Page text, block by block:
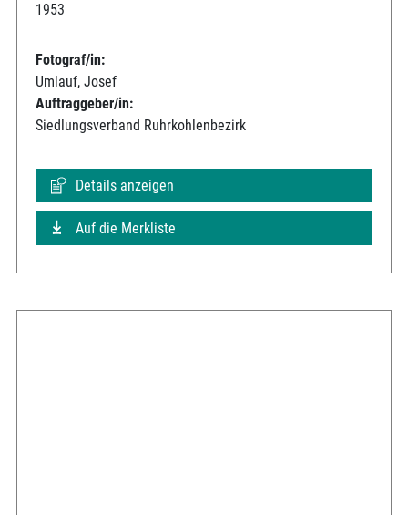
1953
Fotograf/in:
Umlauf, Josef
Auftraggeber/in:
Siedlungsverband Ruhrkohlenbezirk
Details anzeigen
Auf die Merkliste